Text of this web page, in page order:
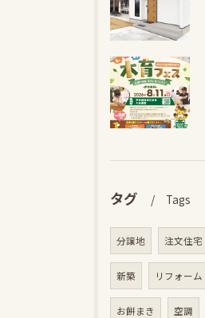
タグ Tags
分譲地 注文住宅
新築 リフォーム
お餅まき 空調